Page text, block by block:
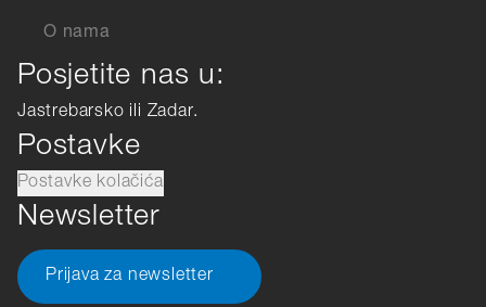
O nama
Posjetite nas u:
Jastrebarsko ili Zadar.
Postavke
Postavke kolačića
Newsletter
Prijava za newsletter